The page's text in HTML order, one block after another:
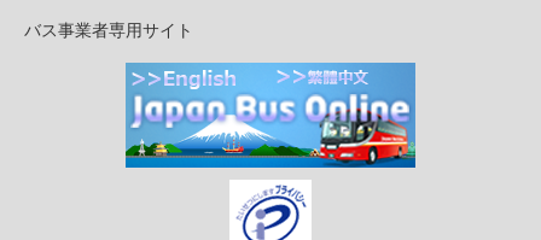
バス事業者専用サイト